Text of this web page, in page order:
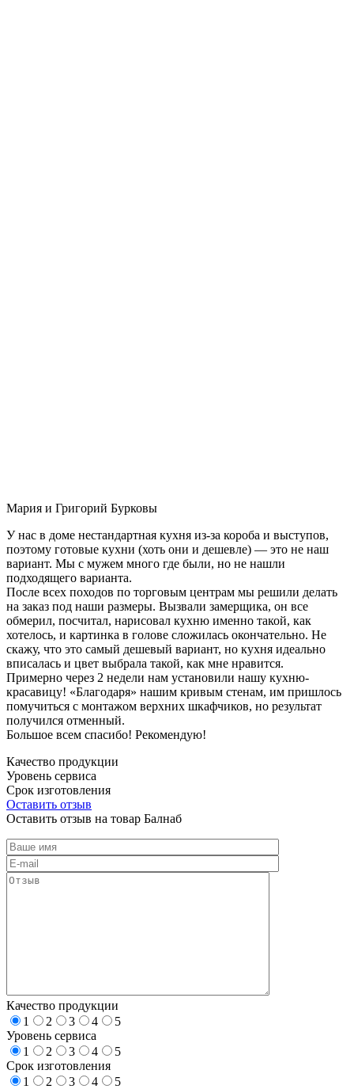
Мария и Григорий Бурковы
У нас в доме нестандартная кухня из-за короба и выступов,
поэтому готовые кухни (хоть они и дешевле) — это не наш
вариант. Мы с мужем много где были, но не нашли
подходящего варианта.
После всех походов по торговым центрам мы решили делать
на заказ под наши размеры. Вызвали замерщика, он все
обмерил, посчитал, нарисовал кухню именно такой, как
хотелось, и картинка в голове сложилась окончательно. Не
скажу, что это самый дешевый вариант, но кухня идеально
вписалась и цвет выбрала такой, как мне нравится.
Примерно через 2 недели нам установили нашу кухню-
красавицу! «Благодаря» нашим кривым стенам, им пришлось
помучиться с монтажом верхних шкафчиков, но результат
получился отменный.
Большое всем спасибо! Рекомендую!
Качество продукции
Уровень сервиса
Срок изготовления
Оставить отзыв
Оставить отзыв на товар Балнаб
Качество продукции
1
2 3 4
5
Уровень сервиса
1
2 3 4
5
Срок изготовления
1
2 3 4
5